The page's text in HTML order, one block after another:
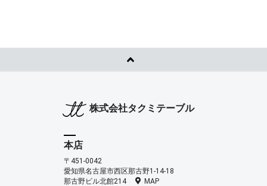
株式会社タクミテーブル
本店
〒451-0042
愛知県名古屋市西区那古野1-14-18
那古野ビル北館214
MAP